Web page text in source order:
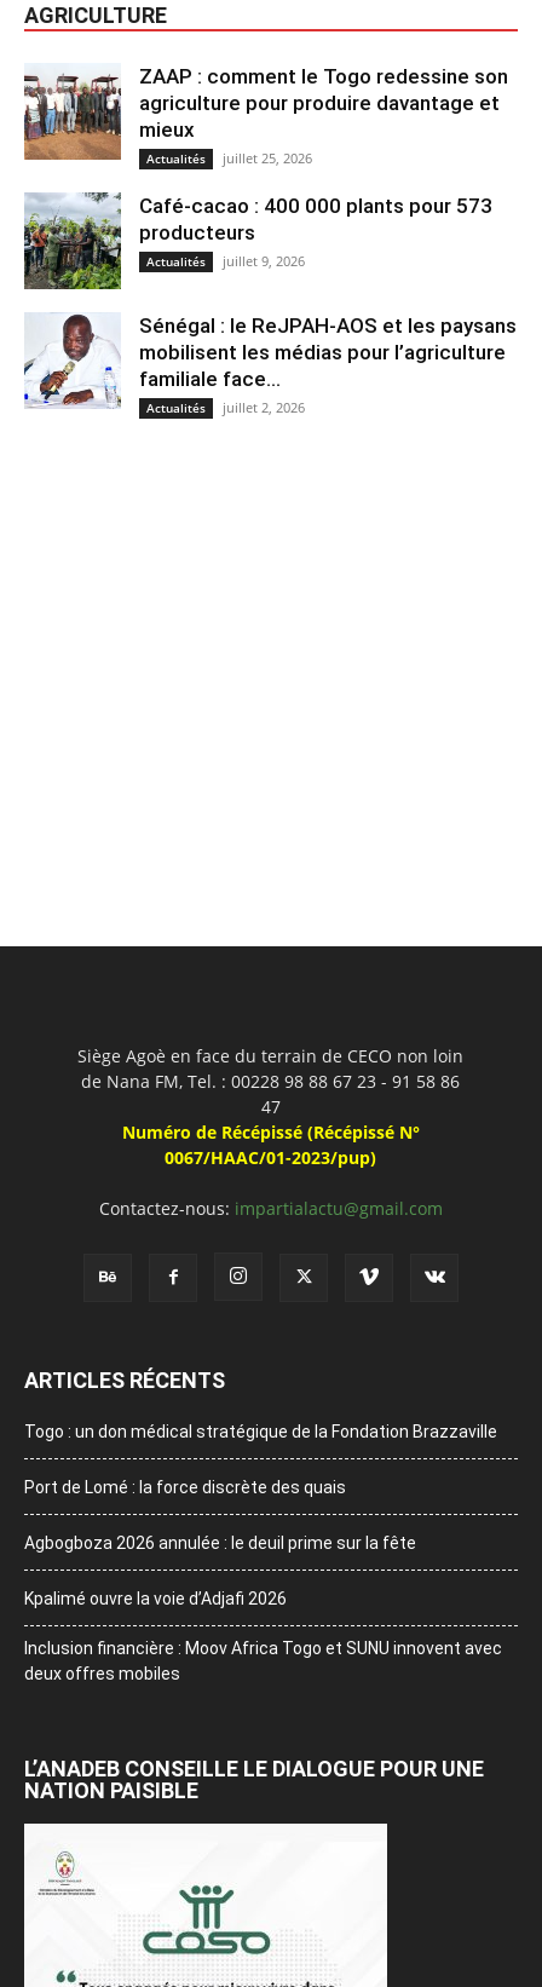
AGRICULTURE
ZAAP : comment le Togo redessine son
agriculture pour produire davantage et
mieux
Actualités juillet 25, 2026
Café-cacao : 400 000 plants pour 573
producteurs
Actualités juillet 9, 2026
Sénégal : le ReJPAH-AOS et les paysans
mobilisent les médias pour l’agriculture
familiale face...
Actualités juillet 2, 2026
Siège Agoè en face du terrain de CECO non loin
de Nana FM, Tel. : 00228 98 88 67 23 - 91 58 86
47
Numéro de Récépissé (Récépissé N°
0067/HAAC/01-2023/pup)
Contactez-nous: impartialactu@gmail.com
ARTICLES RÉCENTS
Togo : un don médical stratégique de la Fondation Brazzaville
Port de Lomé : la force discrète des quais
Agbogboza 2026 annulée : le deuil prime sur la fête
Kpalimé ouvre la voie d’Adjafi 2026
Inclusion financière : Moov Africa Togo et SUNU innovent avec
deux offres mobiles
L’ANADEB CONSEILLE LE DIALOGUE POUR UNE
NATION PAISIBLE